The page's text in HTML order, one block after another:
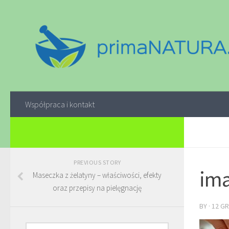
Współpraca i kontakt
BY · 12
PREVIOUS STORY
Maseczka z żelatyny – właściwości, efekty
oraz przepisy na pielęgnację